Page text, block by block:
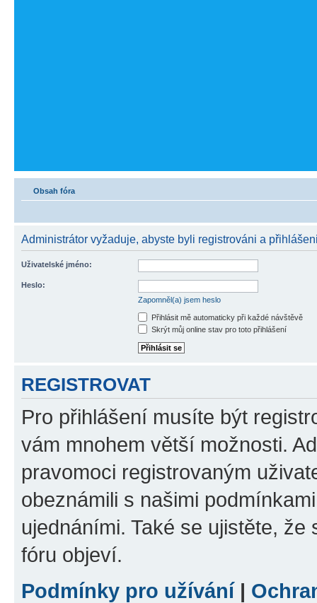
Obsah fóra
Administrátor vyžaduje, abyste byli registrováni a
Uživatelské jméno:
Heslo:
Zapomněl(a) jsem heslo
Přihlásit mě automaticky při každé návštěvě
Skrýt můj online stav pro toto přihlášení
REGISTROVAT
Pro přihlášení musíte být
vám mnohem větší možnosti.
pravomoci registrovaným
obeznámili s našimi
ujednáními. Také se ujistěte,
fóru objeví.
Podmínky pro užívání|